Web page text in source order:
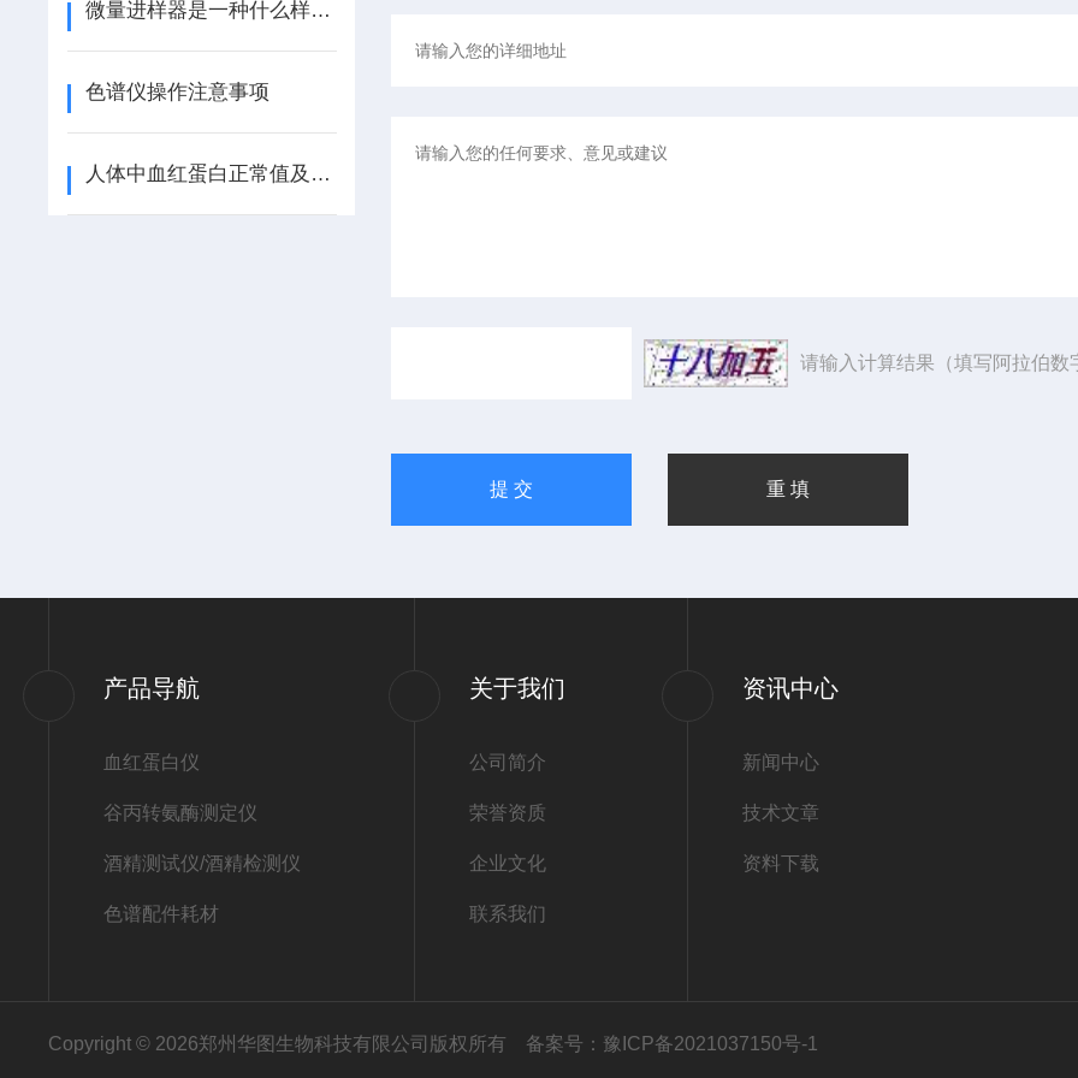
微量进样器是一种什么样的仪器
色谱仪操作注意事项
人体中血红蛋白正常值及临床意义
请输入计算结果（填写阿拉伯数
产品导航
血红蛋白仪
谷丙转氨酶测定仪
酒精测试仪/酒精检测仪
色谱配件耗材
关于我们
公司简介
荣誉资质
企业文化
联系我们
资讯中心
新闻中心
技术文章
资料下载
Copyright © 2026郑州华图生物科技有限公司版权所有 备案号：豫ICP备2021037150号-1